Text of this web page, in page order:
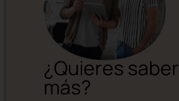
¿Quieres saber
más?